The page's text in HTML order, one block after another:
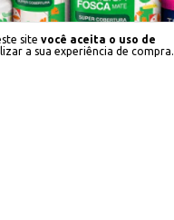
site você aceita o uso de
a sua experiência de compra.